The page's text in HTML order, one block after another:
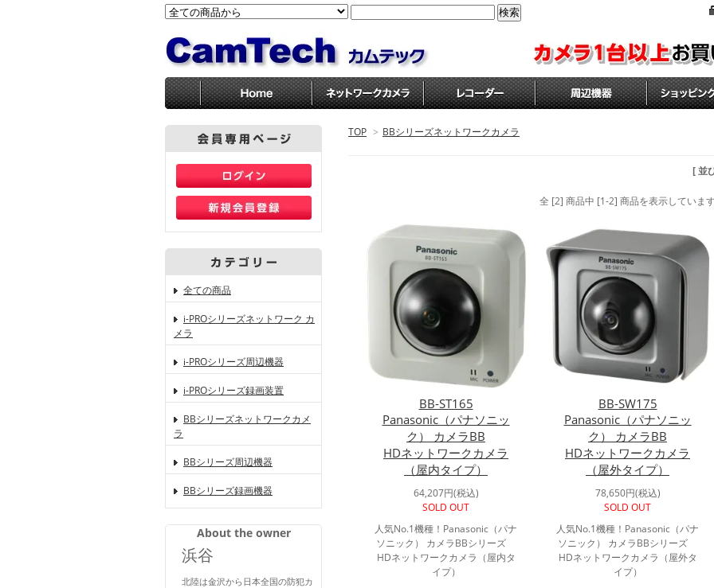
TOP > BBシリーズネットワークカメラ
[ 並
全 [2] 商品中 [1-2] 商品を表示しています
BB-ST165
Panasonic（パナソニッ
ク） カメラBB
HDネットワークカメラ
（屋内タイプ）
64,207円(税込)
SOLD OUT
人気No.1機種！Panasonic（パナ
ソニック） カメラBBシリーズ
HDネットワークカメラ（屋内タ
イプ）
BB-SW175
Panasonic（パナソニッ
ク） カメラBB
HDネットワークカメラ
（屋外タイプ）
78,650円(税込)
SOLD OUT
人気No.1機種！Panasonic（パナ
ソニック） カメラBBシリーズ
HDネットワークカメラ（屋外タ
イプ）
全ての商品
i-PROシリーズネットワーク カ
メラ
i-PROシリーズ周辺機器
i-PROシリーズ録画装置
BBシリーズネットワークカメ
ラ
BBシリーズ周辺機器
BBシリーズ録画機器
About the owner
浜谷
北陸は金沢から日本全国の防犯カ